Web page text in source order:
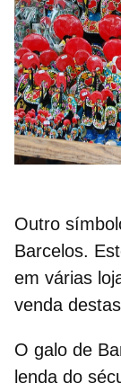
Outro
Barcelos.
em várias
venda
O galo de
lenda do